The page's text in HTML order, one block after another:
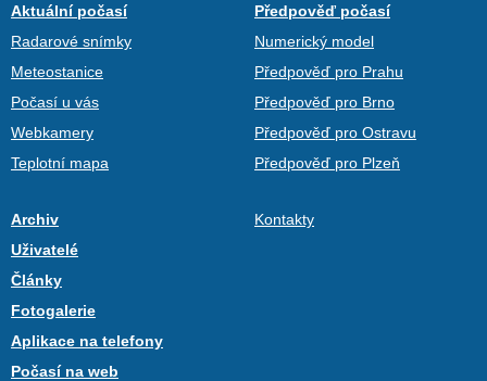
Aktuální počasí
Radarové snímky
Meteostanice
Počasí u vás
Webkamery
Teplotní mapa
Předpověď počasí
Numerický model
Předpověď pro Prahu
Předpověď pro Brno
Předpověď pro Ostravu
Předpověď pro Plzeň
Archiv
Uživatelé
Články
Fotogalerie
Aplikace na telefony
Počasí na web
Kontakty